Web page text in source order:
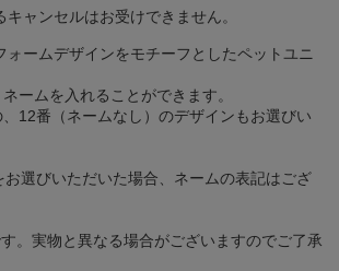
ャンセルはお受けできません。
ォームデザインをモチーフとしたペットユニ
ームを入れることができます。
12番（ネームなし）のデザインもお選びい
お選びいただいた場合、ネームの表記はござ
。実物と異なる場合がございますのでご了承